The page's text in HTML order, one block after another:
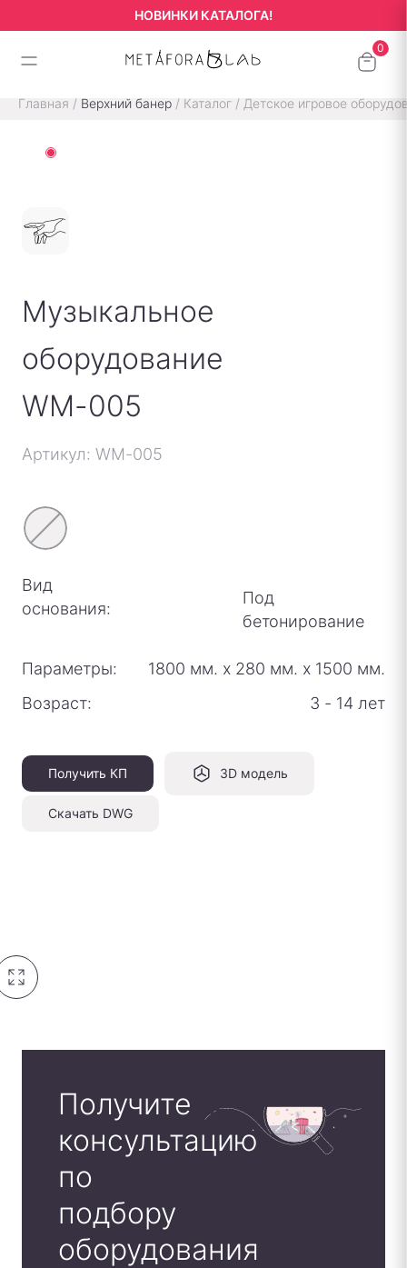
НОВИНКИ КАТАЛОГА!
Главная / Верхний банер / Каталог / Детское игровое
Музыкальное
оборудование
WM-005
Артикул: WM-005
Вид
основания:
Под
бетонирование
Параметры: 1800 мм. х 280 мм. х 1500 мм.
Возраст:
3 - 14 лет
Получить КП 3D модель
Скачать DWG
Получите
консультацию
по
подбору
оборудования